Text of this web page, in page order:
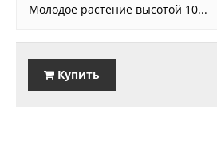
Молодое растение высотой 10...
Купить